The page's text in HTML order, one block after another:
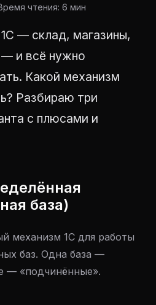
чтения: 6 мин
— склад, магазины,
и всё нужно
Какой механизм
Разбираю три
с плюсами и
база)
механизм 1С для работы
баз. Одна база —
— «подчинённые».